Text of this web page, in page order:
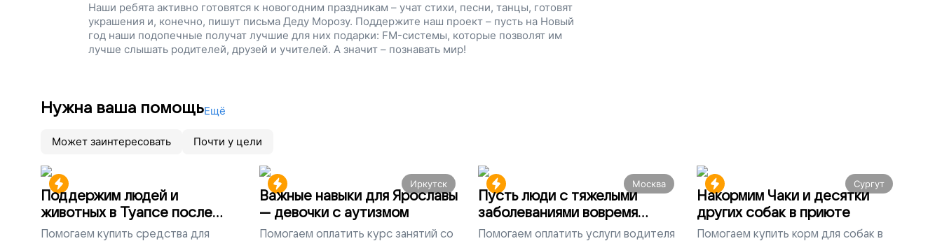
Наши ребята активно готовятся к новогодним праздникам – учат стихи, песни, танцы, готовят
украшения и, конечно, пишут письма Деду Морозу. Поддержите наш проект – пусть на Новый
год наши подопечные получат лучшие для них подарки: FM-системы, которые позволят им
лучше слышать родителей, друзей и учителей. А значит – познавать мир!
Нужна ваша помощьЕщё
Может заинтересовать Почти у цели
Поддержим людей и
животных в Туапсе после
разлива мазута
Помогаем купить средства для
Иркутск
Важные навыки для Ярославы
— девочки с аутизмом
Помогаем оплатить курс занятий со
Москва
Пусть люди с тяжелыми
заболеваниями вовремя
попадут на лечение
Помогаем оплатить услуги водителя
Сургут
Накормим Чаки и десятки
других собак в приюте
Помогаем купить корм для собак в